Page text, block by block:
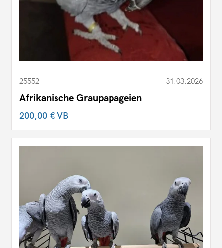
25552 31.03.2026
Afrikanische Graupapageien
200,00 €VB